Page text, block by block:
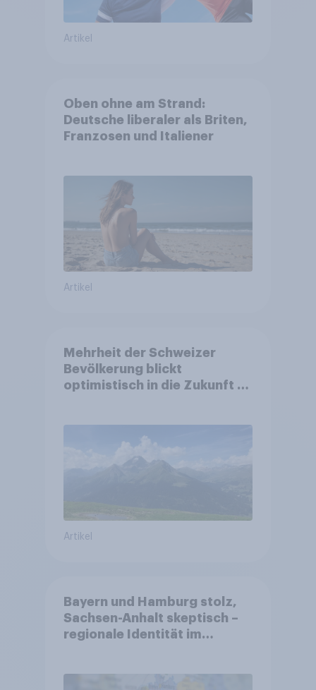
Artikel
Oben ohne am Strand:
Deutsche liberaler als Briten,
Franzosen und Italiener
Artikel
Mehrheit der Schweizer
Bevölkerung blickt
optimistisch in die Zukunft –
Altersvorsorge
Artikel
Bayern und Hamburg stolz,
Sachsen-Anhalt skeptisch –
regionale Identität im